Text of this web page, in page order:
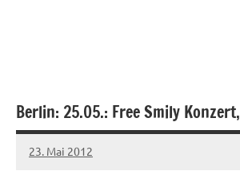
Berlin: 25.05.: Free Smily Konzert,
23. Mai 2012
admin